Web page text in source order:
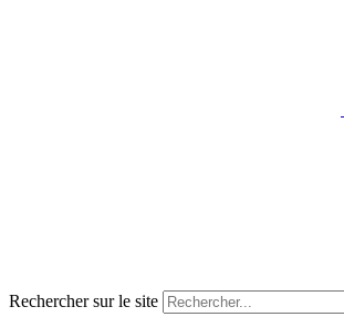
Rechercher sur le site